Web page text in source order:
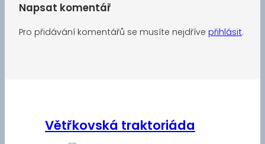
Napsat komentář
Pro přidávání komentářů se musíte nejdříve přihlásit.
Větřkovská traktoriáda